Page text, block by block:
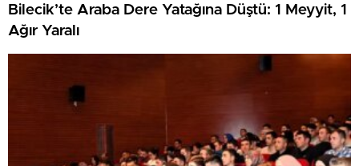
Bilecik’te Araba Dere Yatağına Düştü: 1 Meyyit, 1
Ağır Yaralı